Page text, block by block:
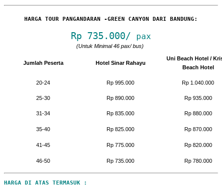
HARGA TOUR PANGANDARAN -GREEN CANYON DARI BANDUNG:
Rp 735.000/ pax
(Untuk Minimal 46 pax/ bus)
Jumlah Peserta Hotel Sinar Rahayu
Uni Beach Hotel /
Beach Hotel
20-24 Rp 995.000 Rp 1.040.000
25-30 Rp 890.000 Rp 935.000
31-34 Rp 835.000 Rp 880.000
35-40 Rp 825.000 Rp 870.000
41-45 Rp 775.000 Rp 820.000
46-50 Rp 735.000 Rp 780.000
HARGA DI ATAS TERMASUK :